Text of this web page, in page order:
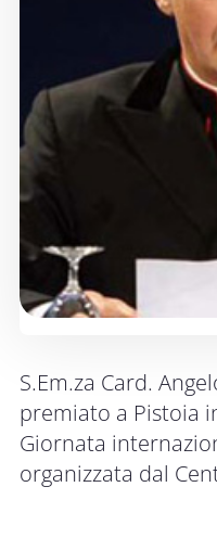
S.Em.za Card.
premiato a Pistoia
Giornata
organizzata dal